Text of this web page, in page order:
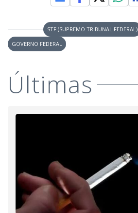
STF (SUPREMO TRIBUNAL FEDERAL)
GOVERNO FEDERAL
Últimas